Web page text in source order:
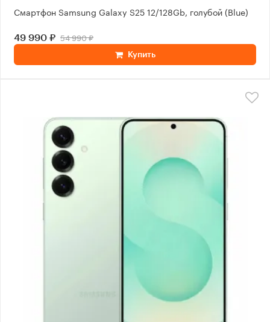
Смартфон Samsung Galaxy S25 12/128Gb, голубой (Blue)
49 990 ₽ 54 990 ₽
Купить